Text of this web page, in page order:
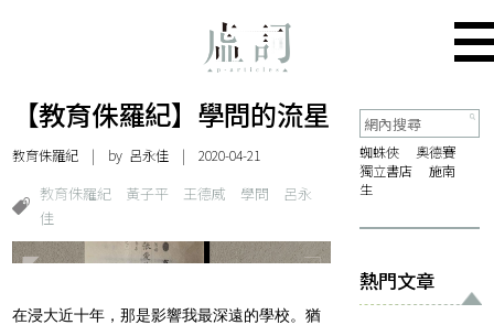
【教育侏羅紀】學問的流星
教育侏羅紀 | by 呂永佳 | 2020-04-21
教育侏羅紀 黃子平 王德威 學問
呂永
佳
在浸大近十年，那是影響我最深遠的學校。猶
蜘蛛俠
奧德賽
獨立書店
施南
生
熱門文章